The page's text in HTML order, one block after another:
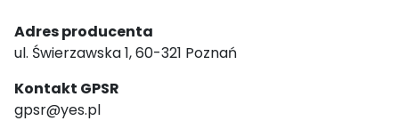
Adres producenta
ul. Świerzawska 1, 60-321 Poznań
Kontakt GPSR
gpsr@yes.pl